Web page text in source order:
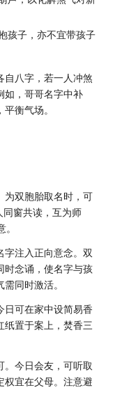
孩子，亦不宜带孩子
自八字，若一人冲煞
如，哥哥名字中补
衡气场。
为双胞胎取名时，可
同窗共读，互为师
。
字注入正向意念。双
时念诵，使名字与孩
同时激活。
日可在家中设简易香
纸置于案上，焚香三
。今日会友，可听取
权宜在父母。注意避